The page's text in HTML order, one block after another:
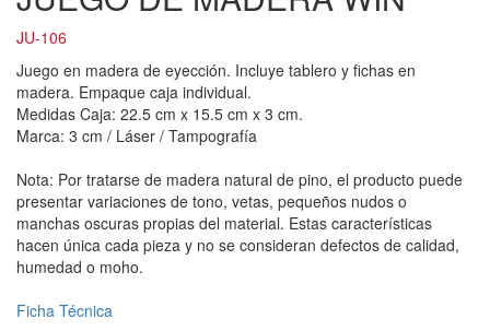
JU-106
Juego en madera de eyección. Incluye tablero y fichas en
madera. Empaque caja individual.
Medidas Caja: 22.5 cm x 15.5 cm x 3 cm.
Marca: 3 cm / Láser / Tampografía
Nota: Por tratarse de madera natural de pino, el producto puede
presentar variaciones de tono, vetas, pequeños nudos o
manchas oscuras propias del material. Estas características
hacen única cada pieza y no se consideran defectos de calidad,
humedad o moho.
Ficha Técnica